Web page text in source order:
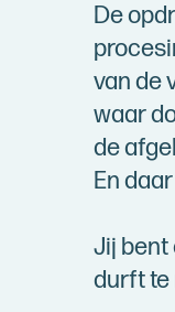
De
van de
waar
de
En
Jij bent
durft te